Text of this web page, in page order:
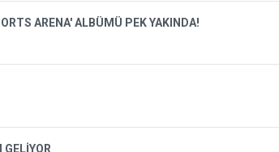
ARENA' ALBÜMÜ PEK YAKINDA!